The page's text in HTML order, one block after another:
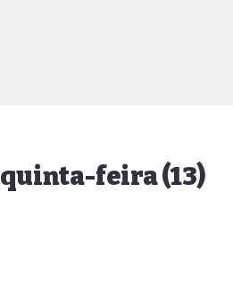
quinta-feira (13)